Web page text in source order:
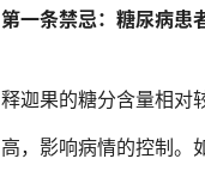
第一条禁忌：糖尿病患
释迦果的糖分含量相对
高，影响病情的控制。